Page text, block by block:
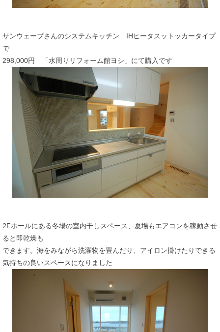
サンウェーブさんのシステムキッチン IHヒータスットッカータイプ
で
298,000円 「水周りリフォーム館ヨシ」にて購入です
2Fホールにある冬場の室内干しスペース、夏場もエアコンを稼動させ
ると即乾燥も
できます。海をみながら洗濯物を畳んだり、アイロン掛けたりできる
気持ちの良いスペースになりました